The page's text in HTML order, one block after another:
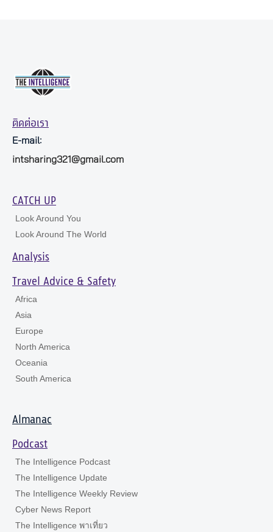
ติดต่อเรา
E-mail:
intsharing321@gmail.com
CATCH UP
Look Around You
Look Around The World
Analysis
Travel Advice & Safety
Africa
Asia
Europe
North America
Oceania
South America
Almanac
Podcast
The Intelligence Podcast
The Intelligence Update
The Intelligence Weekly Review
Cyber News Report
The Intelligence พาเที่ยว